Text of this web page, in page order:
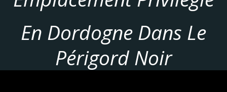
En Dordogne Dans Le
Périgord Noir